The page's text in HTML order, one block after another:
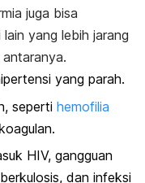
juga bisa
yang lebih jarang
yang parah.
seperti hemofilia
HIV, gangguan
dan infeksi